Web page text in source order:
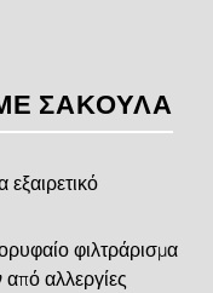
ΣΑΚΟΎΛΑ
εξαιρετικό
φιλτράρισμα
αλλεργίες